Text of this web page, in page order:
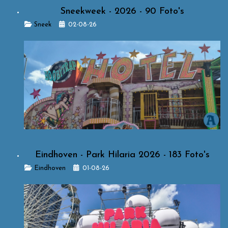
Sneekweek - 2026 - 90 Foto's
Details
Sneek 02-08-26
Eindhoven - Park Hilaria 2026 - 183 Foto's
DetailsEindhoven 01-08-26